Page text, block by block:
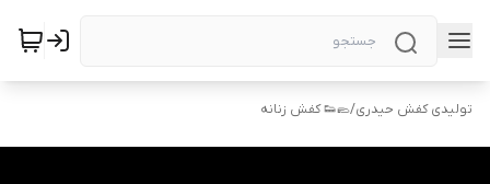
تولیدی کفش حیدری/🥿👟 کفش زنانه